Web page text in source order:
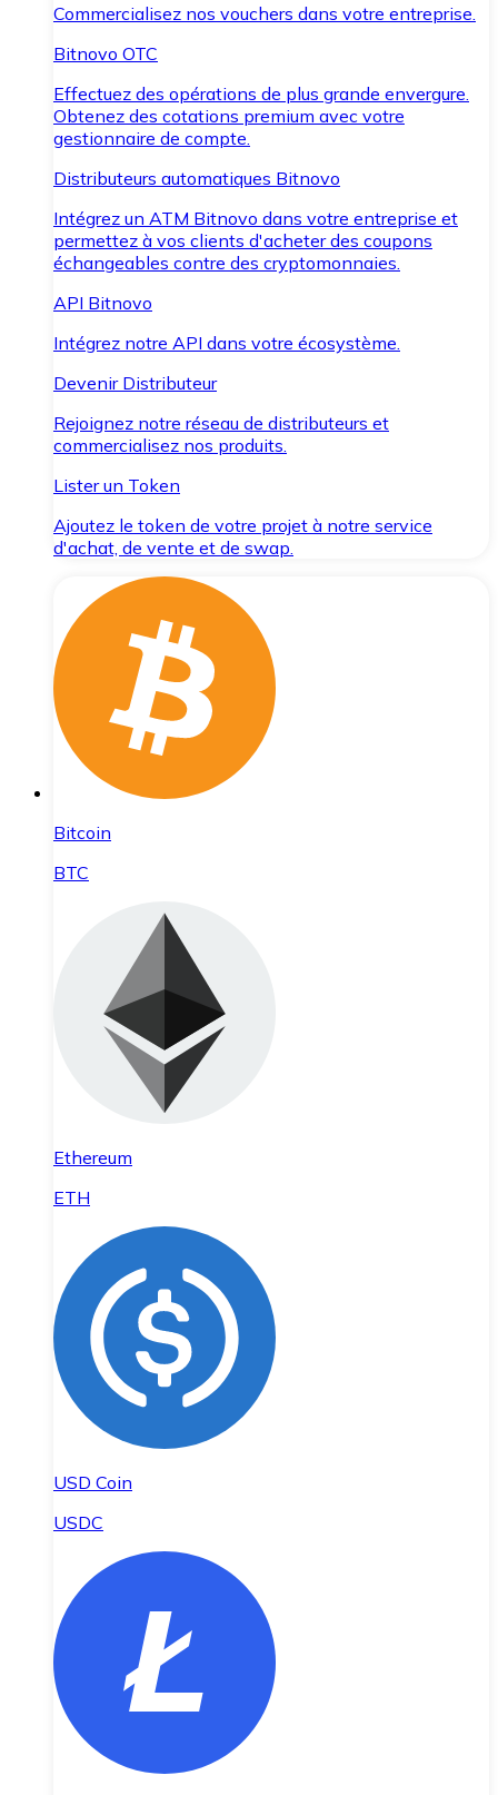
Commercialisez nos vouchers dans votre entreprise.
Bitnovo OTC
Effectuez des opérations de plus grande envergure.
Obtenez des cotations premium avec votre
gestionnaire de compte.
Distributeurs automatiques Bitnovo
Intégrez un ATM Bitnovo dans votre entreprise et
permettez à vos clients d'acheter des coupons
échangeables contre des cryptomonnaies.
API Bitnovo
Intégrez notre API dans votre écosystème.
Devenir Distributeur
Rejoignez notre réseau de distributeurs et
commercialisez nos produits.
Lister un Token
Ajoutez le token de votre projet à notre service
d'achat, de vente et de swap.
Bitcoin
BTC
Ethereum
ETH
USD Coin
USDC